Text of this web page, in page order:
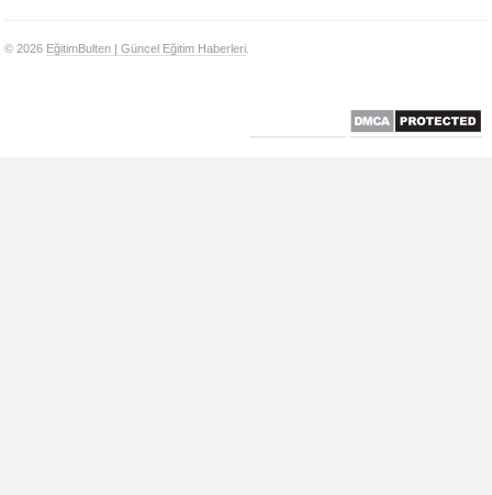
© 2026 EğitimBulten | Güncel Eğitim Haberleri